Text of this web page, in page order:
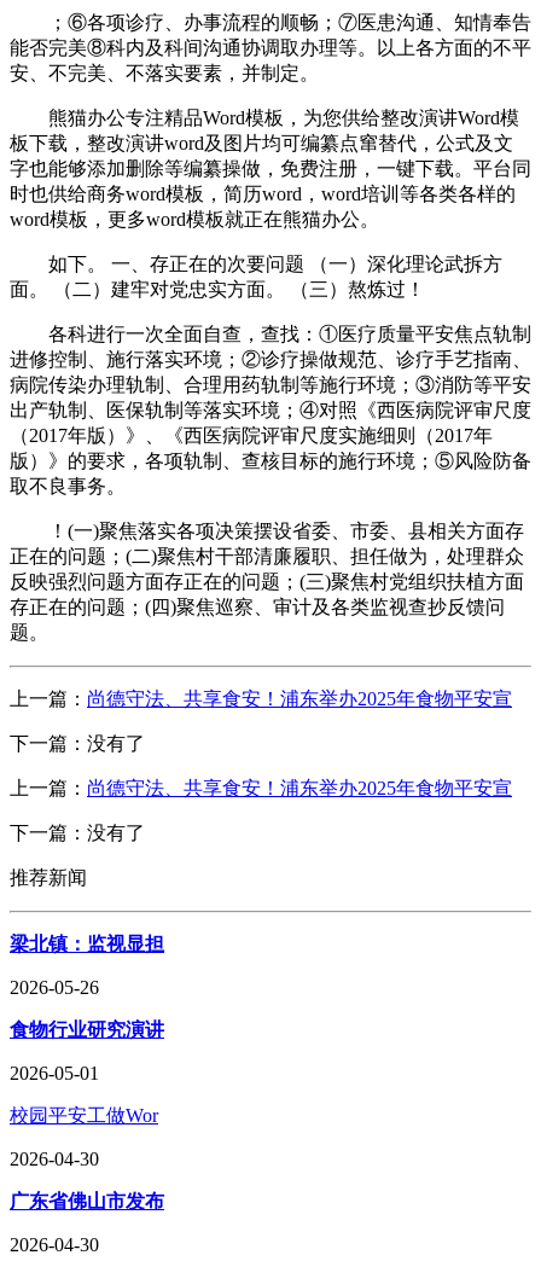
；⑥各项诊疗、办事流程的顺畅；⑦医患沟通、知情奉告
能否完美⑧科内及科间沟通协调取办理等。以上各方面的不平
安、不完美、不落实要素，并制定。
熊猫办公专注精品Word模板，为您供给整改演讲Word模
板下载，整改演讲word及图片均可编纂点窜替代，公式及文
字也能够添加删除等编纂操做，免费注册，一键下载。平台同
时也供给商务word模板，简历word，word培训等各类各样的
word模板，更多word模板就正在熊猫办公。
如下。 一、存正在的次要问题 （一）深化理论武拆方
面。 （二）建牢对党忠实方面。 （三）熬炼过！
各科进行一次全面自查，查找：①医疗质量平安焦点轨制
进修控制、施行落实环境；②诊疗操做规范、诊疗手艺指南、
病院传染办理轨制、合理用药轨制等施行环境；③消防等平安
出产轨制、医保轨制等落实环境；④对照《西医病院评审尺度
（2017年版）》、《西医病院评审尺度实施细则（2017年
版）》的要求，各项轨制、查核目标的施行环境；⑤风险防备
取不良事务。
！(一)聚焦落实各项决策摆设省委、市委、县相关方面存
正在的问题；(二)聚焦村干部清廉履职、担任做为，处理群众
反映强烈问题方面存正在的问题；(三)聚焦村党组织扶植方面
存正在的问题；(四)聚焦巡察、审计及各类监视查抄反馈问
题。
上一篇： 尚德守法、共享食安！浦东举办2025年食物平安宣
下一篇：没有了
上一篇： 尚德守法、共享食安！浦东举办2025年食物平安宣
下一篇：没有了
推荐新闻
梁北镇：监视显担
2026-05-26
食物行业研究演讲
2026-05-01
校园平安工做Wor
2026-04-30
广东省佛山市发布
2026-04-30